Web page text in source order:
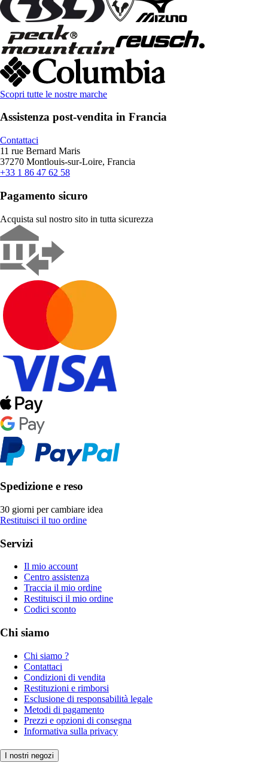
Scopri tutte le nostre marche
Assistenza post-vendita in Francia
Contattaci
11 rue Bernard Maris
37270 Montlouis-sur-Loire, Francia
+33 1 86 47 62 58
Pagamento sicuro
Acquista sul nostro sito in tutta sicurezza
Spedizione e reso
30 giorni per cambiare idea
Restituisci il tuo ordine
Servizi
Il mio account
Centro assistenza
Traccia il mio ordine
Restituisci il mio ordine
Codici sconto
Chi siamo
Chi siamo ?
Contattaci
Condizioni di vendita
Restituzioni e rimborsi
Esclusione di responsabilità legale
Metodi di pagamento
Prezzi e opzioni di consegna
Informativa sulla privacy
I nostri negozi